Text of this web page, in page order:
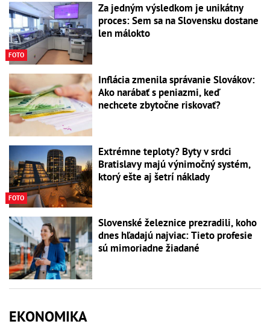
FOTO
Za jedným výsledkom je unikátny
proces: Sem sa na Slovensku dostane
len málokto
Inflácia zmenila správanie Slovákov:
Ako narábať s peniazmi, keď
nechcete zbytočne riskovať?
FOTO
Extrémne teploty? Byty v srdci
Bratislavy majú výnimočný systém,
ktorý ešte aj šetrí náklady
Slovenské železnice prezradili, koho
dnes hľadajú najviac: Tieto profesie
sú mimoriadne žiadané
EKONOMIKA